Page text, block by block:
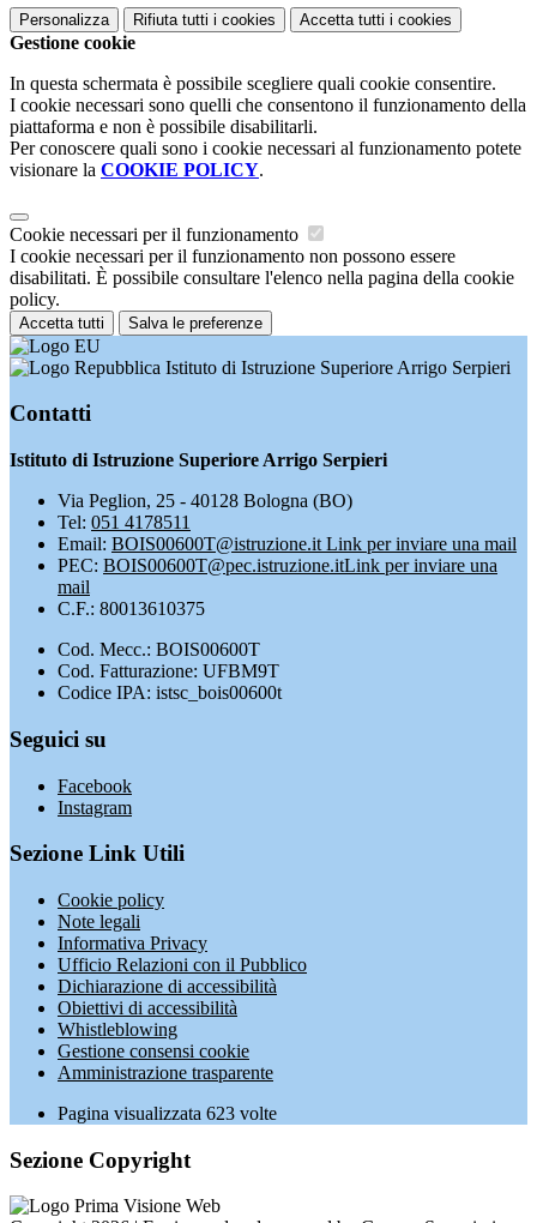
Personalizza Rifiuta tutti i cookies Accetta tutti i cookies
Gestione cookie
In questa schermata è possibile scegliere quali cookie consentire.
I cookie necessari sono quelli che consentono il funzionamento della
piattaforma e non è possibile disabilitarli.
Per conoscere quali sono i cookie necessari al funzionamento potete
visionare la COOKIE POLICY.
Cookie necessari per il funzionamento
I cookie necessari per il funzionamento non possono essere
disabilitati. È possibile consultare l'elenco nella pagina della cookie
policy.
Accetta tutti Salva le preferenze
Istituto di Istruzione Superiore Arrigo Serpieri
Contatti
Istituto di Istruzione Superiore Arrigo Serpieri
Via Peglion, 25 - 40128 Bologna (BO)
Tel: 051 4178511
Email: BOIS00600T@istruzione.it Link per inviare una mail
PEC: BOIS00600T@pec.istruzione.itLink per inviare una
mail
C.F.: 80013610375
Cod. Mecc.: BOIS00600T
Cod. Fatturazione: UFBM9T
Codice IPA: istsc_bois00600t
Seguici su
Facebook
Instagram
Sezione Link Utili
Cookie policy
Note legali
Informativa Privacy
Ufficio Relazioni con il Pubblico
Dichiarazione di accessibilità
Obiettivi di accessibilità
Whistleblowing
Gestione consensi cookie
Amministrazione trasparente
Pagina visualizzata 623 volte
Sezione Copyright